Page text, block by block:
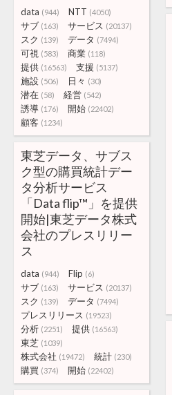
data (944) NTT (4050)
サブ (163) サービス (20137)
スク (139) データ (7494)
可視 (583) 商業 (118)
提供 (16563) 支援 (5137)
施設 (506) 日々 (30)
潜在 (58) 経営 (542)
誘導 (176) 開始 (22402)
顧客 (1234)
東芝データ、サブス
ク型の購買統計デー
タ分析サービス
「Data flip™」を提供
開始|東芝データ株式
会社のプレスリリー
ス
data (944) Flip (6)
サブ (163) サービス (20137)
スク (139) データ (7494)
プレスリリース (19523)
分析 (2251) 提供 (16563)
東芝 (1039)
株式会社 (19472) 統計 (230)
購買 (374) 開始 (22402)